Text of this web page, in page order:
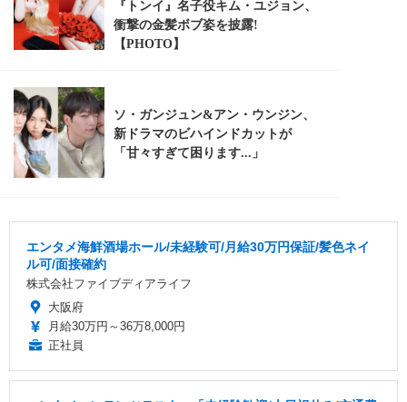
エンタメ海鮮酒場ホール/未経験可/月給30万円保証/髪色ネイ
ル可/面接確約
株式会社ファイブディアライフ
大阪府
月給30万円～36万8,000円
正社員